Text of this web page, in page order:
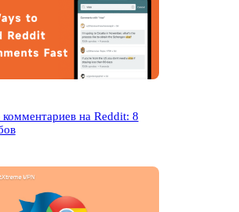
на Reddit: 8